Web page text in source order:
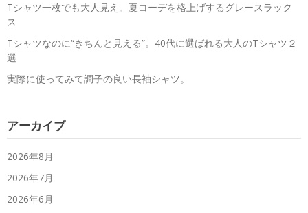
Tシャツ一枚でも大人見え。夏コーデを格上げするグレースラック
ス
Tシャツなのに“きちんと見える”。40代に選ばれる大人のTシャツ２
選
実際に使ってみて調子の良い長袖シャツ。
アーカイブ
2026年8月
2026年7月
2026年6月